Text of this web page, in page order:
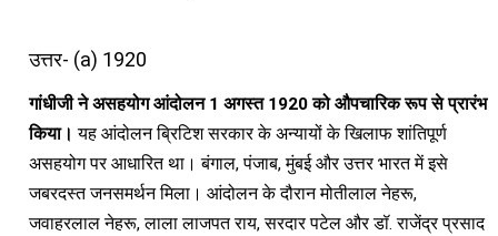
उत्तर- (a) 1920
गांधीजी ने असहयोग आंदोलन 1 अगस्त 1920 को औपचारिक रूप से प्रारंभ
किया। यह आंदोलन ब्रिटिश सरकार के अन्यायों के खिलाफ शांतिपूर्ण
असहयोग पर आधारित था। बंगाल, पंजाब, मुंबई और उत्तर भारत में इसे
जबरदस्त जनसमर्थन मिला। आंदोलन के दौरान मोतीलाल नेहरू,
जवाहरलाल नेहरू, लाला लाजपत राय, सरदार पटेल और डॉ. राजेंद्र प्रसाद